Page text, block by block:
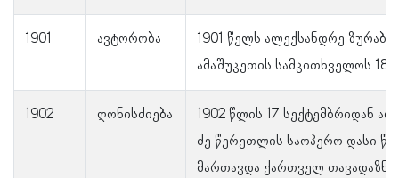
1901 ავტორობა
1901 წელს ალექსანდრე
ამაშუკეთის სამკითხველოს 18
1902 ღონისძიება
1902 წლის 17 სექტემბრიდან
ძე წერეთლის საოპერო დასი
მართავდა ქართველ